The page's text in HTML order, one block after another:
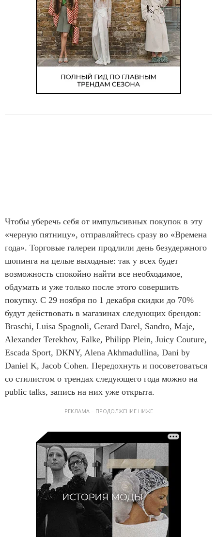
Чтобы уберечь себя от импульсивных покупок в эту
«черную пятницу», отправляйтесь сразу во «Времена
года». Торговые галереи продлили день безудержного
шопинга на целые выходные: так у всех будет
возможность спокойно найти все необходимое,
обдумать и уже только после этого совершить
покупку. С 29 ноября по 1 декабря скидки до 70%
будут действовать в магазинах следующих брендов:
Braschi, Luisa Spagnoli, Gerard Darel, Sandro, Maje,
Alexander Terekhov, Falke, Philipp Plein, Juicy Couture,
Escada Sport, DKNY, Alena Akhmadullina, Dani by
Daniel K, Jacob Cohen. Передохнуть и посоветоваться
со стилистом о трендах следующего года можно на
public talks, запись на них уже открыта.
РЕКЛАМА – ПРОДОЛЖЕНИЕ НИЖЕ